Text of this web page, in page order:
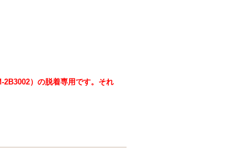
）の脱着専用です。それ